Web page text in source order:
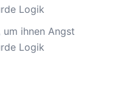
Logik
ihnen Angst
Logik